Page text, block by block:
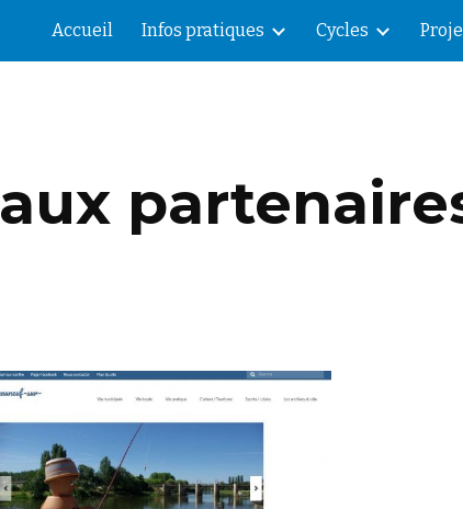
Skip to navigation
Accueil Infos pratiques Cycles